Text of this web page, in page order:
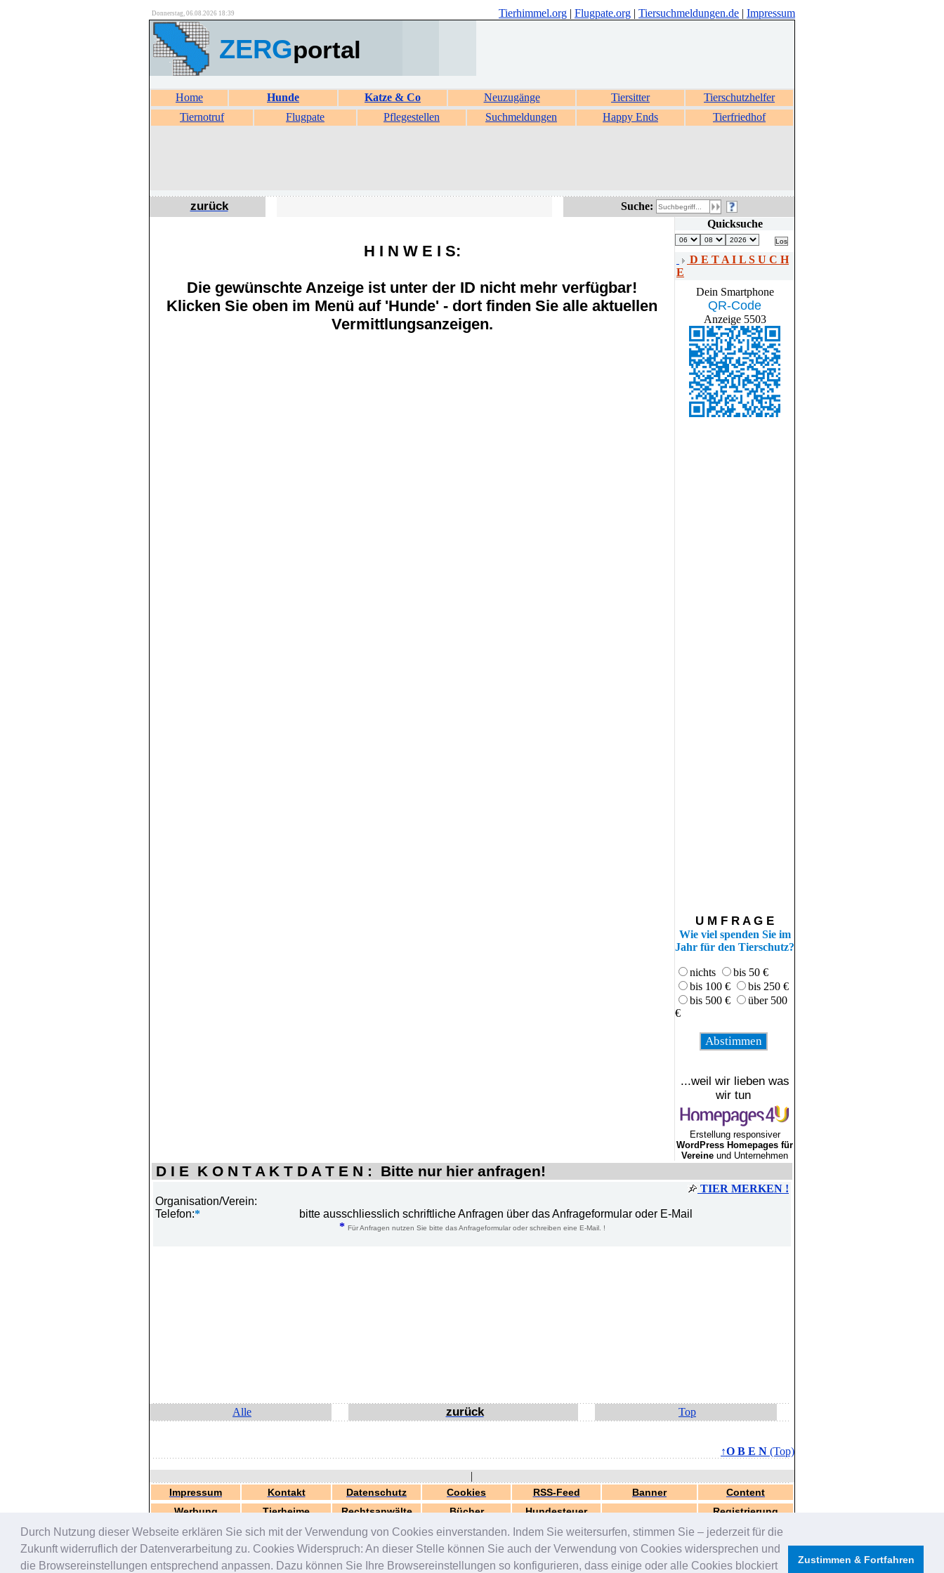
Durch Nutzung dieser Webseite erklären Sie sich mit der Verwendung von Cookies einverstanden. Indem Sie weitersurfen, stimmen Sie – jederzeit für die
Zukunft widerruflich der Datenverarbeitung zu. Cookies Widerspruch: An dieser Stelle können Sie auch der Verwendung von Cookies widersprechen und
die Browsereinstellungen entsprechend anpassen. Dazu können Sie Ihre Browsereinstellungen so konfigurieren, dass einige oder alle Cookies blockiert
Zustimmen & Fortfahren
Donnerstag, 06.08.2026 18:39 Tierhimmel.org | Flugpate.org | Tiersuchmeldungen.de | Impressum
ZERGportal
Home Hunde Katze & Co Neuzugänge Tiersitter
Tierschutzhelfer
Tiernotruf
Flugpate Pflegestellen Suchmeldungen Happy Ends Tierfriedhof
zurück Suche:
H I N W E I S:
Die gewünschte Anzeige ist unter der ID nicht mehr verfügbar!
Klicken Sie oben im Menü auf 'Hunde' - dort finden Sie alle aktuellen
Vermittlungsanzeigen.
Quicksuche
D E T A I L S U C H
E
Dein Smartphone
QR-Code
Anzeige 5503
U M F R A G E
Wie viel spenden Sie im
Jahr für den Tierschutz?
nichts
bis 50 €
bis 100 €
bis 250 €
bis 500 €
über 500
€
...weil wir lieben was
wir tun
Erstellung responsiver
WordPress Homepages für
Vereine und Unternehmen
D I E K O N T A K T D A T E N : Bitte nur hier anfragen!
TIER MERKEN !
Organisation/Verein:
Telefon:*
bitte ausschliesslich schriftliche Anfragen über das Anfrageformular oder E-Mail
* Für Anfragen nutzen Sie bitte das Anfrageformular oder schreiben eine E-Mail. !
Alle zurück Top
↑O B E N (Top)
|
Impressum Kontakt Datenschutz Cookies RSS-Feed Banner
Content
Werbung
Tierheime Rechtsanwälte Bücher Hundesteuer Registrierung
generiert in 0.05 Sek.
© 2000-2026 by
ZERGportal